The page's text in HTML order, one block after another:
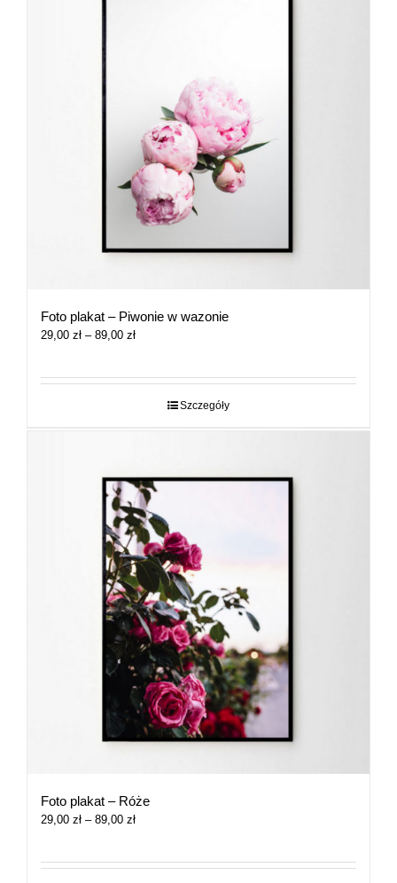
Foto plakat – Piwonie w wazonie
29,00 zł – 89,00 złZakres
29,00 zł
Szczegóły
Foto plakat – Róże
29,00 zł – 89,00 złZakres
29,00 zł